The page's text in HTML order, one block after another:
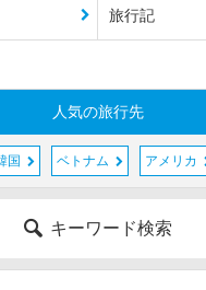
旅行記
人気の旅行先
国 ベトナム アメリカ
キーワード検索